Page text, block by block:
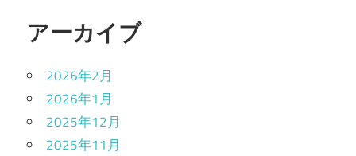
アーカイブ
2026年2月
2026年1月
2025年12月
2025年11月